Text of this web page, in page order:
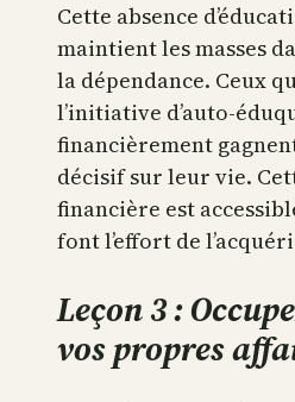
Cette absence
maintient les masses
la dépendance. Ceux
l’initiative d’auto-
financièrement
décisif sur leur vie.
financière est
font l’effort de
Leçon 3 :
vos propres